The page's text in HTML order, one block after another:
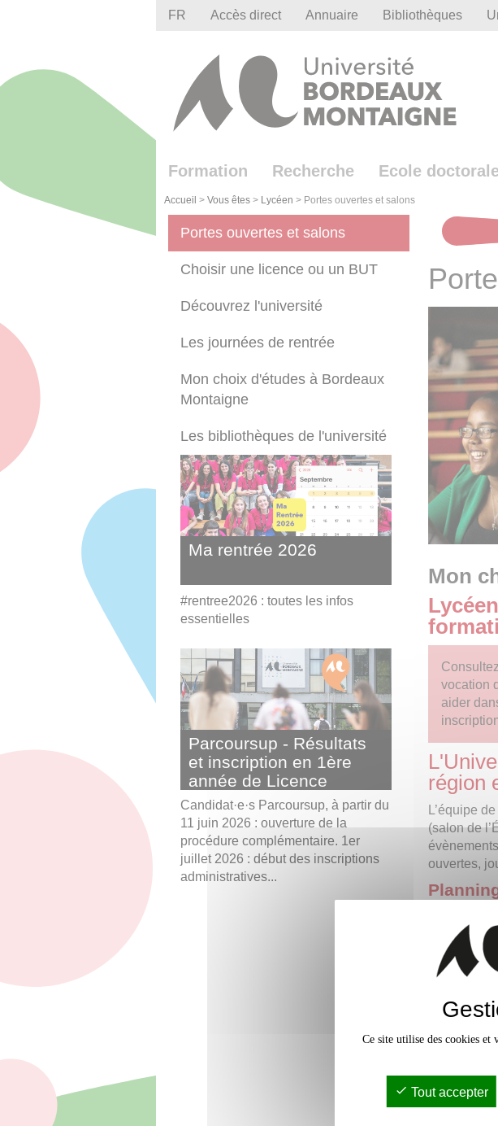
FR Accès direct Annuaire Bibliothèques
Formation Recherche Ecole doctorale
Accueil > Vous êtes > Lycéen > Portes ouvertes et salons
Mon
vocation
aider
région
L’équipe
(salon de
ouvertes,
L'étudiant :
Infosup
futur·e·s
Portes
Portes ouvertes et salons
Choisir une licence ou un BUT
Découvrez l'université
Les journées de rentrée
Mon choix d'études à Bordeaux
Montaigne
Les bibliothèques de l'université
Ma rentrée 2026
#rentree2026 : toutes les infos
essentielles
Parcoursup - Résultats
et inscription en 1ère
année de Licence
Candidat·e·s Parcoursup, à partir du
11 juin 2026 : ouverture de la
procédure complémentaire. 1er
juillet 2026 : début des inscriptions
administratives...
Ce site utilise des cookies et
Tout accepter